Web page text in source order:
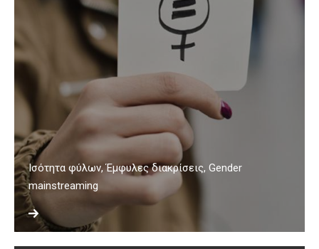
Ισότητα φύλων, Έμφυλες διακρίσεις, Gender
mainstreaming